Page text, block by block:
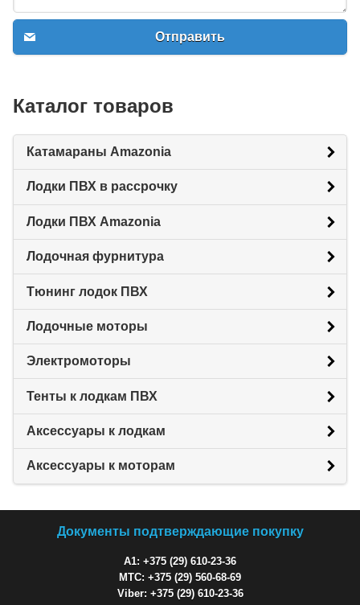
Отправить
Каталог товаров
Катамараны Amazonia
Лодки ПВХ в рассрочку
Лодки ПВХ Amazonia
Лодочная фурнитура
Тюнинг лодок ПВХ
Лодочные моторы
Электромоторы
Тенты к лодкам ПВХ
Аксессуары к лодкам
Аксессуары к моторам
Документы подтверждающие покупку
A1: +375 (29) 610-23-36
МТС: +375 (29) 560-68-69
Viber: +375 (29) 610-23-36